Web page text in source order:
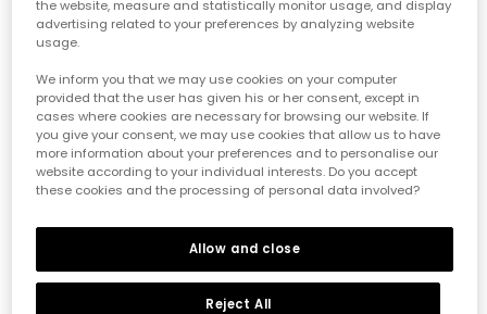
Pack mit 2 Baby-Lätzchen aus weißer Baumwolle
12,95 € 6,45 € 5,85 €
12,95 € 6,45 € 5,15 €
the website, measure and statistically monitor usage, and display
advertising related to your preferences by analyzing website
usage.
We inform you that we may use cookies on your computer
provided that the user has given his or her consent, except in
cases where cookies are necessary for browsing our website. If
you give your consent, we may use cookies that allow us to have
more information about your preferences and to personalise our
website according to your individual interests. Do you accept
these cookies and the processing of personal data involved?
Reject All
Allow and close